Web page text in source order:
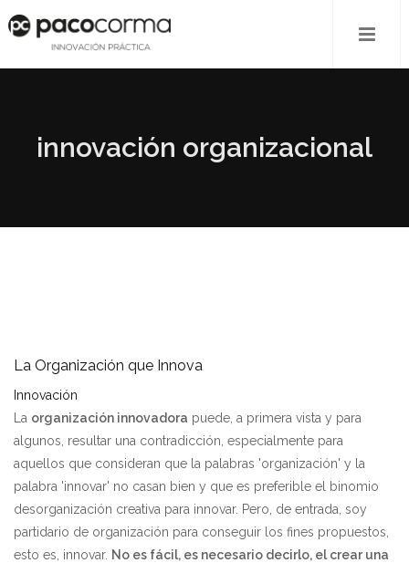
innovación organizacional
La Organización que Innova
Innovación
La organización innovadora puede, a primera vista y para
algunos, resultar una contradicción, especialmente para
aquellos que consideran que la palabras 'organización' y la
palabra 'innovar' no casan bien y que es preferible el binomio
desorganización creativa para innovar. Pero, de entrada, soy
partidario de organización para conseguir los fines propuestos,
esto es, innovar. No es fácil, es necesario decirlo, el crear una